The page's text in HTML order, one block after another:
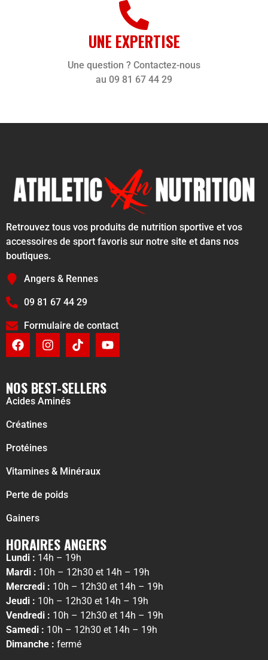
UNE EXPERTISE
Une question ? Contactez-nous
au 09 81 67 44 29
Retrouvez tous vos produits de nutrition sportive et vos
accessoires de sport favoris sur notre site et dans nos
boutiques.
Angers & Rennes
09 81 67 44 29
Formulaire de contact
NOS BEST-SELLERS
Acides Aminés
Créatines
Protéines
Vitamines & Minéraux
Perte de poids
Gainers
HORAIRES ANGERS
Lundi : 14h – 19h
Mardi : 10h – 12h30 et 14h – 19h
Mercredi : 10h – 12h30 et 14h – 19h
Jeudi : 10h – 12h30 et 14h – 19h
Vendredi : 10h – 12h30 et 14h – 19h
Samedi : 10h – 12h30 et 14h – 19h
Dimanche : fermé